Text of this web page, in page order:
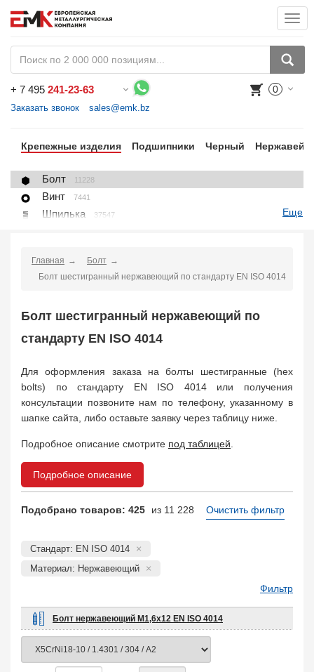
+ 7 495 241-23-63
Заказать звонок sales@emk.bz
0
Крепежные изделия Подшипники Черный
Болт 11228
Винт 7441
Шпилька 37547
Пробка, вставка
U-болт (хомут)
Заказать в 1 клик
Еще
Главная
Болт
Болт шестигранный нержавеющий по стандарту EN ISO 4014
Болт шестигранный нержавеющий по
стандарту EN ISO 4014
Для оформления заказа на болты шестигранные (hex
bolts) по стандарту EN ISO 4014 или получения
консультации позвоните нам по телефону, указанному в
шапке сайта, либо оставьте заявку через таблицу ниже.
Подробное описание смотрите под таблицей
Подробное описание
Подобрано товаров: 425 из 11 228 Очистить фильтр
Стандарт: EN ISO 4014
Материал: Нержавеющий
Фильтр
Болт нержавеющий М1,6х12 EN ISO 4014